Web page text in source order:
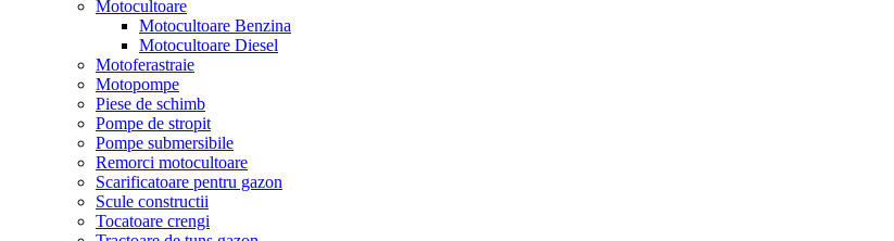
Motocultoare
Motocultoare Benzina
Motocultoare Diesel
Motoferastraie
Motopompe
Piese de schimb
Pompe de stropit
Pompe submersibile
Remorci motocultoare
Scarificatoare pentru gazon
Scule constructii
Tocatoare crengi